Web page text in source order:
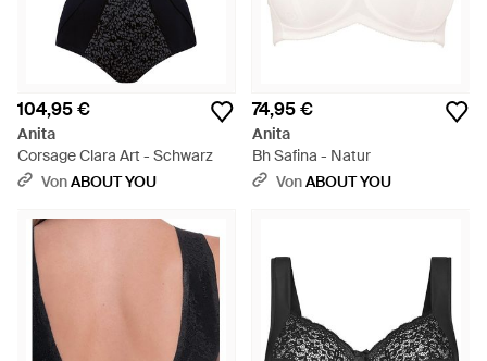
104,95 €
Anita
Corsage Clara Art - Schwarz
VonABOUT YOU
74,95 €
Anita
Bh Safina - Natur
VonABOUT YOU